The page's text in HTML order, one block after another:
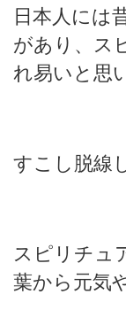
日本人には
があり、ス
れ易いと思
すこし脱線
スピリチュ
葉から元気